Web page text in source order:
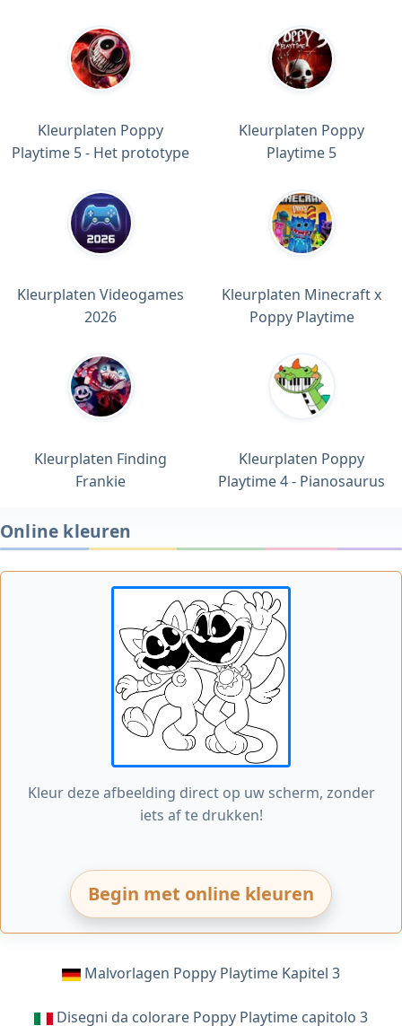
Kleurplaten Poppy
Playtime 5 - Het prototype
Kleurplaten Poppy
Playtime 5
Kleurplaten Videogames
2026
Kleurplaten Minecraft x
Poppy Playtime
Kleurplaten Finding
Frankie
Kleurplaten Poppy
Playtime 4 - Pianosaurus
Online kleuren
Kleur deze afbeelding direct op uw scherm, zonder
iets af te drukken!
Begin met online kleuren
Malvorlagen Poppy Playtime Kapitel 3
Disegni da colorare Poppy Playtime capitolo 3